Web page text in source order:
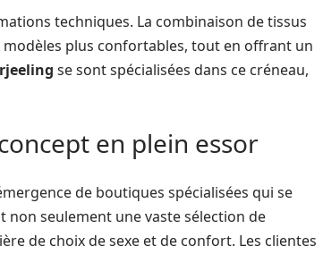
techniques. La combinaison de tissus
modèles plus confortables, tout en offrant un
se sont spécialisées dans ce créneau,
en plein essor
de boutiques spécialisées qui se
non seulement une vaste sélection de
de choix de sexe et de confort. Les clientes